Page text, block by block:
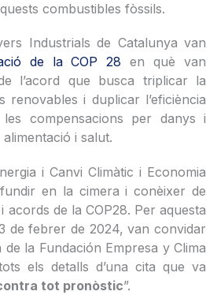
combustibles fòssils.
Industrials de Catalunya van
de la COP 28 en què van
l’acord que busca triplicar la
renovables i duplicar l’eficiència
compensacions per danys i
i salut.
i Canvi Climàtic i Economia
en la cimera i conèixer de
acords de la COP28. Per aquesta
de febrer de 2024, van convidar
la Fundación Empresa y Clima
els detalls d’una cita que va
tot pronòstic”.